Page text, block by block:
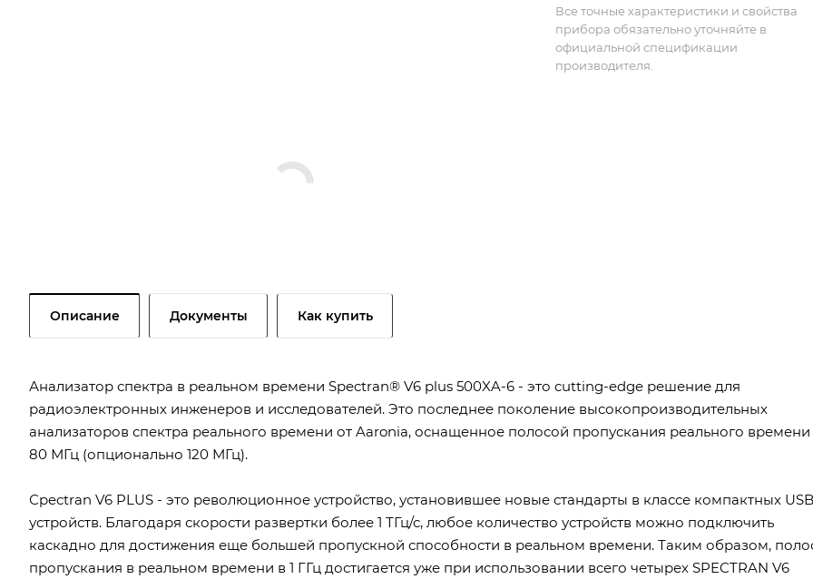
электромагнитную совместимость и
радиационную защиту.
Все точные характеристики и свойства
прибора обязательно уточняйте в
официальной спецификации
производителя.
Описание Документы Как купить
Анализатор спектра в реальном времени Spectran® V6 plus 500XA-6 - это cutting-edge решение для
радиоэлектронных инженеров и исследователей. Это последнее поколение высокопроизводительных
анализаторов спектра реального времени от Aaronia, оснащенное полосой пропускания реального времени
80 МГц (опционально 120 МГц).
Сpectran V6 PLUS - это революционное устройство, установившее новые стандарты в классе компактных
устройств. Благодаря скорости развертки более 1 ТГц/с, любое количество устройств можно подключить
каскадно для достижения еще большей пропускной способности в реальном времени. Таким образом,
пропускания в реальном времени в 1 ГГц достигается уже при использовании всего четырех SPECTRAN V6